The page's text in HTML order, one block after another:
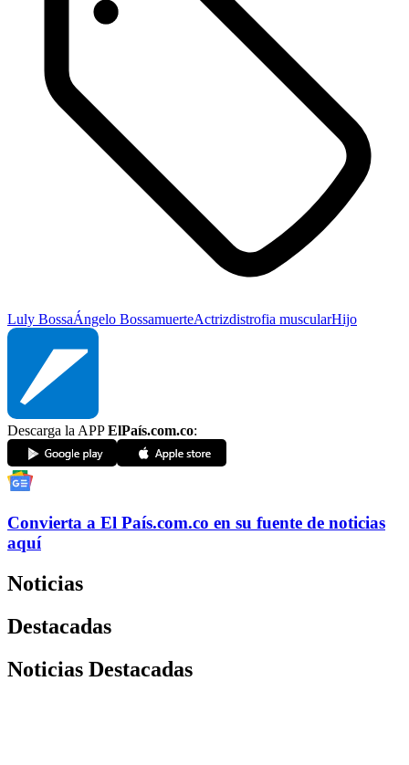
Luly BossaÁngelo BossamuerteActrizdistrofia muscularHijo
Descarga la APPElPaís.com.co:
Convierta a El País.com.co en su fuente de noticias
aquí
Noticias
Destacadas
Noticias Destacadas